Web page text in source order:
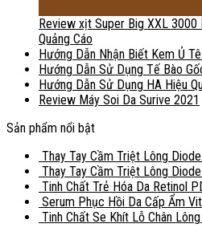
Review xịt Super Big XXL 3000
Quảng Cáo
Hướng Dẫn Nhận Biết Kem Ủ
Hướng Dẫn Sử Dụng Tế Bào
Hướng Dẫn Sử Dụng HA Hiệu
Review Máy Soi Da Surive 2021
Sản phẩm nổi bật
Thay Tay Cầm Triệt Lông
Thay Tay Cầm Triệt Lông
Tinh Chất Trẻ Hóa Da Retinol
Serum Phục Hồi Da Cấp Ẩm
Tinh Chất Se Khít Lỗ Chân